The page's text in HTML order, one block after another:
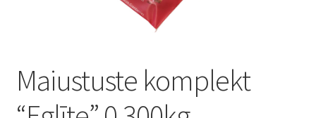
Maiustuste komplekt